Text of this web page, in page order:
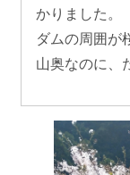
かりました。
ダムの周囲が
山奥なのに、